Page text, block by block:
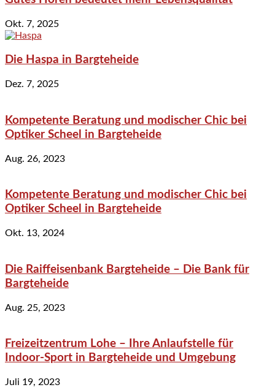
Okt. 7, 2025
Die Haspa in Bargteheide
Dez. 7, 2025
Kompetente Beratung und modischer Chic bei
Optiker Scheel in Bargteheide
Aug. 26, 2023
Kompetente Beratung und modischer Chic bei
Optiker Scheel in Bargteheide
Okt. 13, 2024
Die Raiffeisenbank Bargteheide – Die Bank für
Bargteheide
Aug. 25, 2023
Freizeitzentrum Lohe – Ihre Anlaufstelle für
Indoor-Sport in Bargteheide und Umgebung
Juli 19, 2023